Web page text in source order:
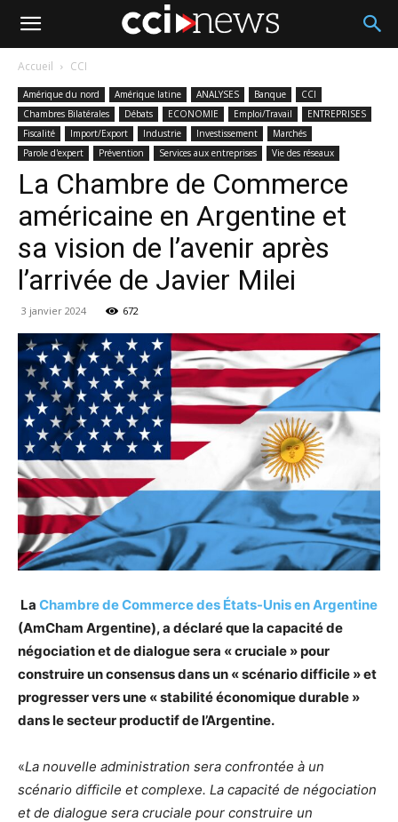
Accueil CCI
Amérique du nord Amérique latine ANALYSES Banque
CCI
Chambres Bilatérales
Débats ECONOMIE Emploi/Travail
ENTREPRISES
Fiscalité
Import/Export Industrie Investissement
Marchés
Parole d'expert
Prévention Services aux entreprises Vie des réseaux
La Chambre de Commerce
américaine en Argentine et
sa vision de l’avenir après
l’arrivée de Javier Milei
3 janvier 2024 672
La Chambre de Commerce des États-Unis en Argentine
(AmCham Argentine), a déclaré que la capacité de
négociation et de dialogue sera « cruciale » pour
construire un consensus dans un « scénario difficile » et
progresser vers une « stabilité économique durable »
dans le secteur productif de l’Argentine.
«La nouvelle administration sera confrontée à un
scénario difficile et complexe. La capacité de négociation
et de dialogue sera cruciale pour construire un